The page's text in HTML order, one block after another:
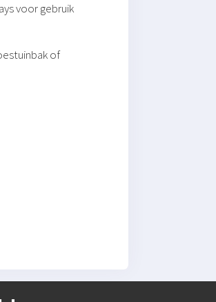
voor gebruik
of